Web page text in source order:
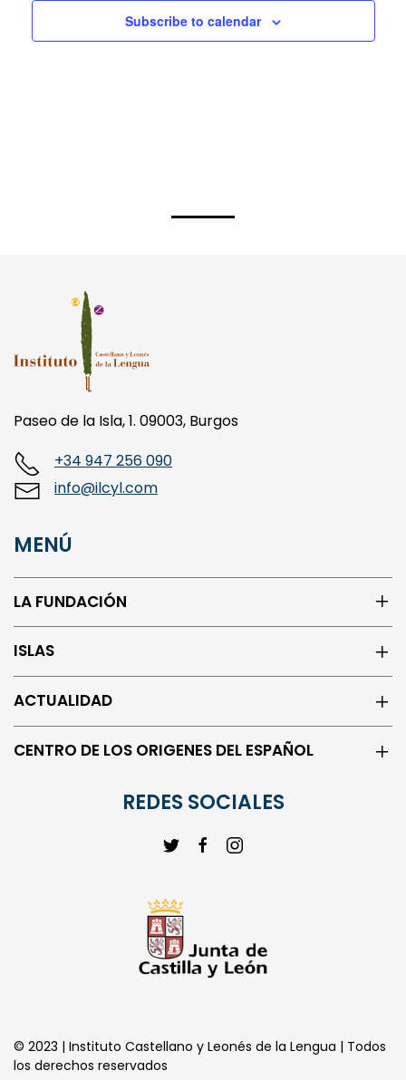
Subscribe to calendar
Paseo de la Isla, 1. 09003, Burgos
+34 947 256 090
info@ilcyl.com
MENÚ
LA FUNDACIÓN
ISLAS
ACTUALIDAD
CENTRO DE LOS ORIGENES DEL ESPAÑOL
REDES SOCIALES
© 2023 | Instituto Castellano y Leonés de la Lengua | Todos
los derechos reservados